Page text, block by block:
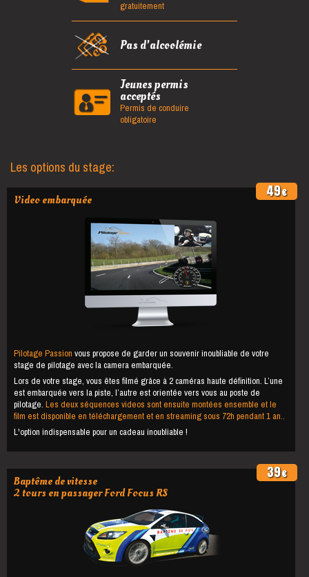
gratuitement
Pas d'alcoolémie
Jeunes permis
acceptés
Permis de conduire
obligatoire
Les options du stage:
Video embarquée
49€
Pilotage Passionvous propose de garder un souvenir inoubliable de votre
stage de pilotage avec la camera embarquée.
Lors de votre stage, vous êtes filmé grâce à 2 caméras haute définition. L’une
est embarquée vers la piste, l’autre est orientée vers vous au poste de
pilotage.Les deux séquences videos sont ensuite montées ensemble et le
film est disponible en téléchargement et en streaming sous 72h pendant 1 an..
L'option indispensable pour un cadeau inoubliable !
Baptême de vitesse
2 tours en passager Ford Focus RS
39€